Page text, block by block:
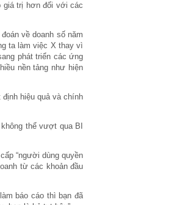
giá trị hơn đối với các
về doanh số năm
ta làm việc X thay vì
phát triển các ứng
nền tảng như hiện
hiệu quả và chính
thể vượt qua BI
“người dùng quyền
từ các khoản đầu
báo cáo thì bạn đã